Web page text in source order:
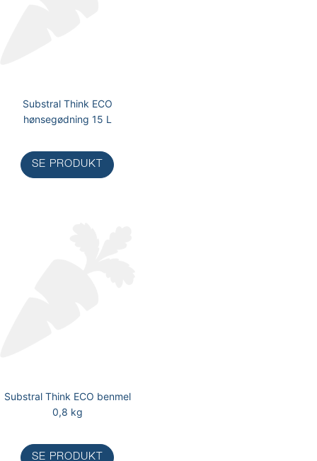
Substral Think ECO
hønsegødning 15 L
SE PRODUKT
Substral Think ECO benmel
0,8 kg
SE PRODUKT